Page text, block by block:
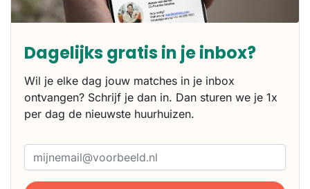
Dagelijks gratis in je inbox?
Wil je elke dag jouw matches in je inbox
ontvangen? Schrijf je dan in. Dan sturen we je 1x
per dag de nieuwste huurhuizen.